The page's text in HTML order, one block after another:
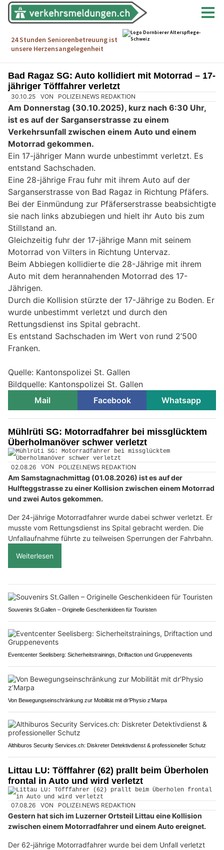
Bad Ragaz SG: Auto kollidiert mit Motorrad – 17-
jähriger Töfffahrer verletzt
30.10.25 VON POLIZEI.NEWS REDAKTION
Am Donnerstag (30.10.2025), kurz nach 6:30 Uhr,
ist es auf der Sarganserstrasse zu einem
Verkehrsunfall zwischen einem Auto und einem
Motorrad gekommen.
Ein 17-jähriger Mann wurde unbestimmt verletzt. Es
entstand Sachschaden.
Eine 28-jährige Frau fuhr mit ihrem Auto auf der
Sarganserstrasse von Bad Ragaz in Richtung Pfäfers.
Bei der Einmündung zur Pfäferserstrasse beabsichtigte
sie nach links abzubiegen und hielt ihr Auto bis zum
Stillstand an.
Gleichzeitig fuhr der 17-jährige Mann mit seinem
Motorrad von Vilters in Richtung Untervaz.
Beim Abbiegen kollidierte die 28-Jährige mit ihrem
Auto mit dem herannahenden Motorrad des 17-
Jährigen.
Durch die Kollision stürzte der 17-Jährige zu Boden. Er
wurde unbestimmt verletzt und durch den
Rettungsdienst ins Spital gebracht.
Es entstand Sachschaden im Wert von rund 2’500
Franken.
Quelle: Kantonspolizei St. Gallen
Bildquelle: Kantonspolizei St. Gallen
Mail
Facebook Whatsapp
Mühlrüti SG: Motorradfahrer bei missglücktem
Überholmanöver schwer verletzt
02.08.26 VON POLIZEI.NEWS REDAKTION
Am Samstagnachmittag (01.08.2026) ist es auf der
Hulfteggstrasse zu einer Kollision zwischen einem Motorrad
und zwei Autos gekommen.
Der 24-jährige Motorradfahrer wurde dabei schwer verletzt. Er
musste vom Rettungsdienst ins Spital gebracht werden. Die
Unfallaufnahme führte zu teilweisen Sperrungen der Fahrbahn.
Weiterlesen
Souvenirs St.Gallen – Originelle Geschenkideen für Touristen
Eventcenter Seelisberg: Sicherheitstrainings, Driftaction und Gruppenevents
Von Bewegungseinschränkung zur Mobilität mit dr’Physio z’Marpa
Althiburos Security Services.ch: Diskreter Detektivdienst & professioneller Schutz
Littau LU: Töfffahrer (62) prallt beim Überholen
frontal in Auto und wird verletzt
07.08.26 VON POLIZEI.NEWS REDAKTION
Gestern hat sich im Luzerner Ortsteil Littau eine Kollision
zwischen einem Motorradfahrer und einem Auto ereignet.
Der 62-jährige Motorradfahrer wurde bei dem Unfall verletzt